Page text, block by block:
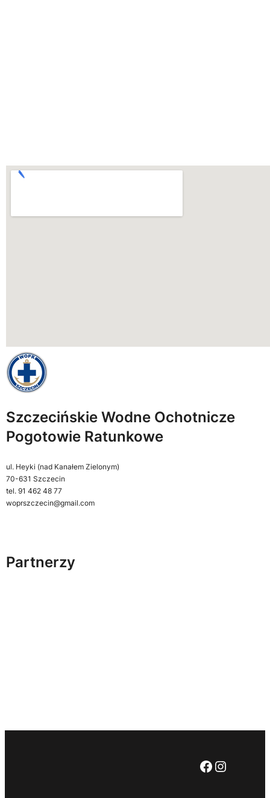
Szczecińskie Wodne Ochotnicze
Pogotowie Ratunkowe
ul. Heyki (nad Kanałem Zielonym)
70-631 Szczecin
tel. 91 462 48 77
woprszczecin@gmail.com
Partnerzy
Facebook